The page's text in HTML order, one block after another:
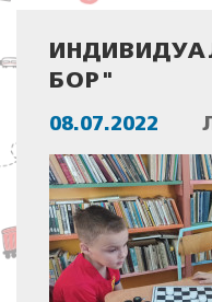
БОР"
08.07.2022